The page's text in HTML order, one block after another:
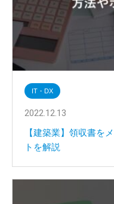
IT・DX
2022.12.13
【建築業】領収書を
トを解説